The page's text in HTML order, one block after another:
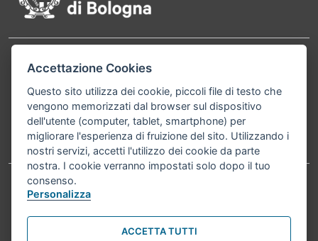
Contatti
Comune di Bologna, Piazza Maggiore, 6 - 40124
Bologna P.Iva 01232710374 Cod. IBAN: IT 88 R
02008 02435 000020067156
Telefono:051203040
Accessibilità Carta dei valori
Informativa sul trattamento dei dati personali Note legali
Accettazione Cookies
Questo sito utilizza dei cookie, piccoli file di testo che
vengono memorizzati dal browser sul dispositivo
dell'utente (computer, tablet, smartphone) per
migliorare l'esperienza di fruizione del sito. Utilizzando i
nostri servizi, accetti l'utilizzo dei cookie da parte
nostra. I cookie verranno impostati solo dopo il tuo
consenso.
Personalizza
ACCETTA TUTTI